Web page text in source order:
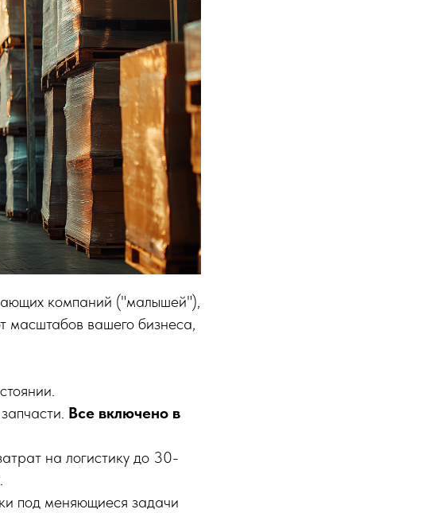
компаний ("малышей"),
масштабов вашего бизнеса,
Все включено в
на логистику до 30-
под меняющиеся задачи